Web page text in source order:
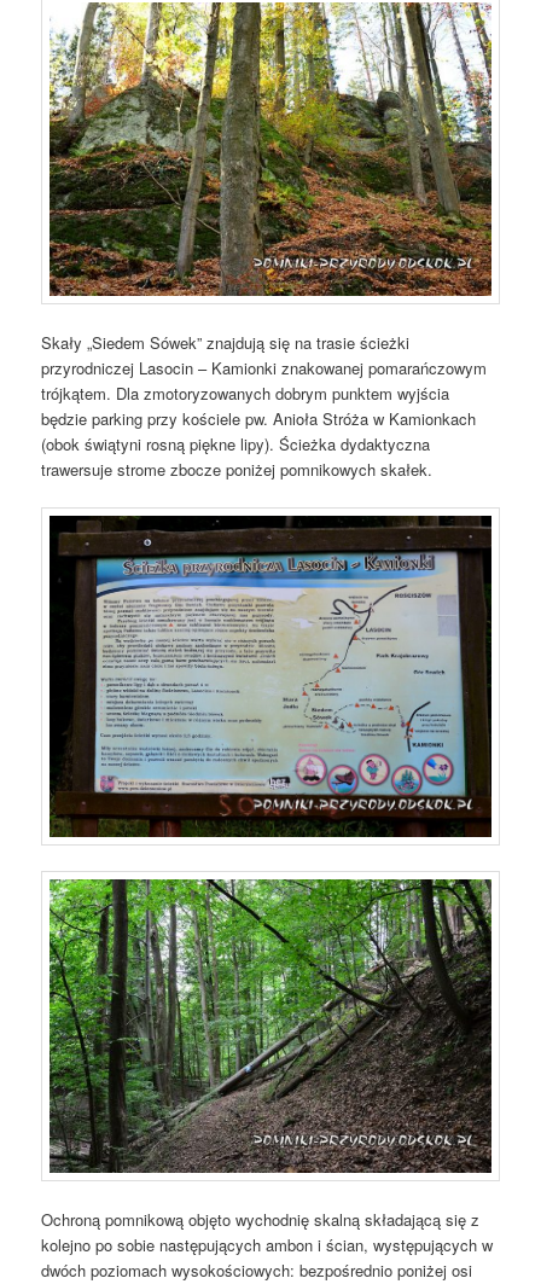
Skały „Siedem Sówek” znajdują się na trasie ścieżki
przyrodniczej Lasocin – Kamionki znakowanej pomarańczowym
trójkątem. Dla zmotoryzowanych dobrym punktem wyjścia
będzie parking przy kościele pw. Anioła Stróża w Kamionkach
(obok świątyni rosną piękne lipy). Ścieżka dydaktyczna
trawersuje strome zbocze poniżej pomnikowych skałek.
Ochroną pomnikową objęto wychodnię skalną składającą się z
kolejno po sobie następujących ambon i ścian, występujących w
dwóch poziomach wysokościowych: bezpośrednio poniżej osi